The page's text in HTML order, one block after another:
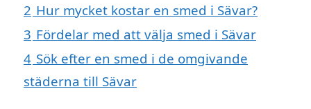
2 Hur mycket kostar en smed i Sävar?
3 Fördelar med att välja smed i Sävar
4 Sök efter en smed i de omgivande
städerna till Sävar